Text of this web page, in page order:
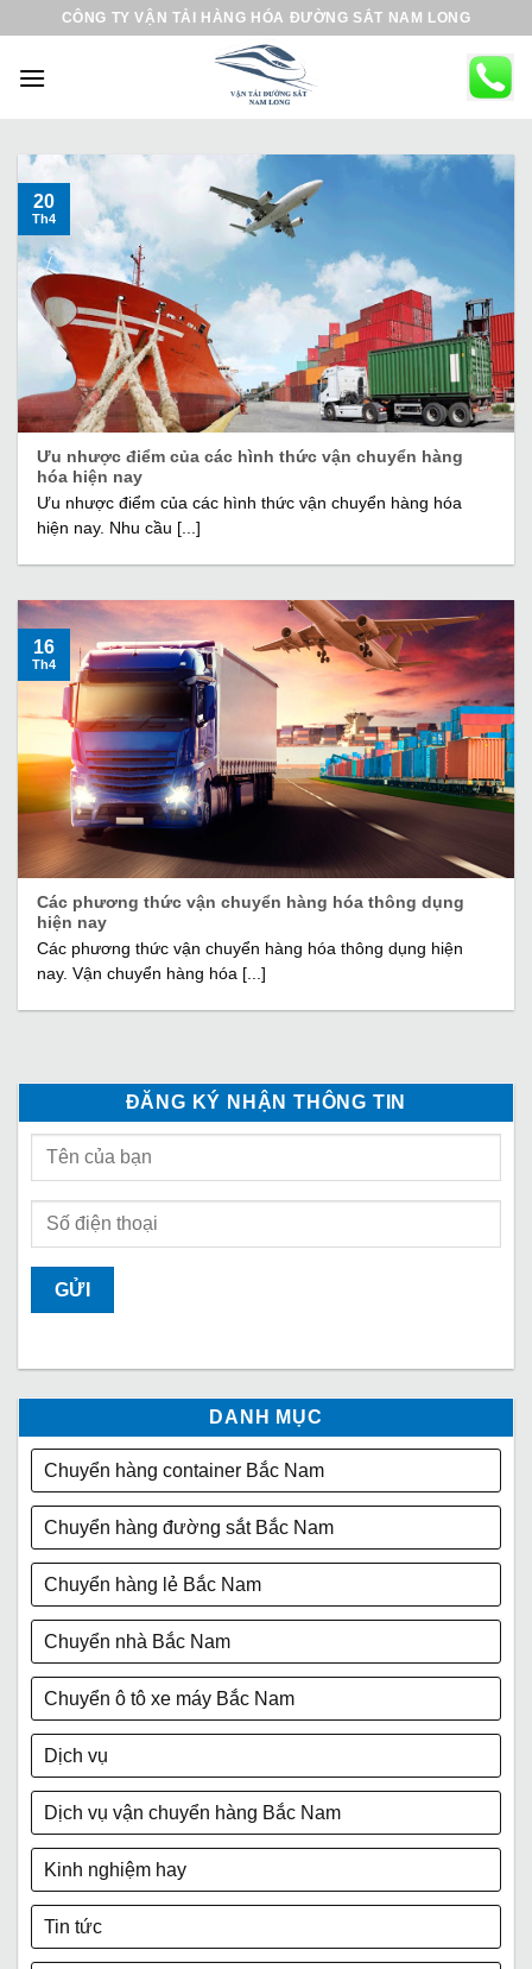
CÔNG TY VẬN TẢI HÀNG HÓA ĐƯỜNG SẮT NAM LONG
Ưu nhược điểm của các hình thức vận chuyển hàng
hóa hiện nay
Ưu nhược điểm của các hình thức vận chuyển hàng hóa
hiện nay. Nhu cầu [...]
20
Th4
Các phương thức vận chuyển hàng hóa thông dụng
hiện nay
Các phương thức vận chuyển hàng hóa thông dụng hiện
nay. Vận chuyển hàng hóa [...]
16
Th4
ĐĂNG KÝ NHẬN THÔNG TIN
DANH MỤC
Chuyển hàng container Bắc Nam
Chuyển hàng đường sắt Bắc Nam
Chuyển hàng lẻ Bắc Nam
Chuyển nhà Bắc Nam
Chuyển ô tô xe máy Bắc Nam
Dịch vụ
Dịch vụ vận chuyển hàng Bắc Nam
Kinh nghiệm hay
Tin tức